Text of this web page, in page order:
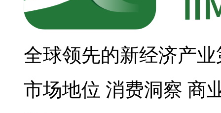
全球领先的新经济产
市场地位 消费洞察 商